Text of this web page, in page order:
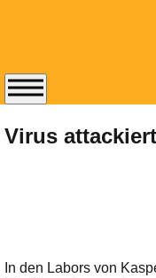
Virus
In den Labors von
Abonnieren Sie
14-tägig
Email für Sie